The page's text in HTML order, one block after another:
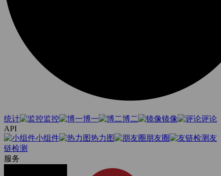
统计 监控 博一 博二 镜像
评论
API
小组件
热力图 朋友圈
友
链检测
服务